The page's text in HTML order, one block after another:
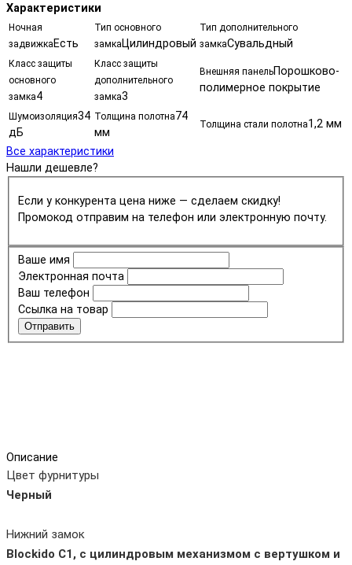
Характеристики
Ночная
задвижка Есть
Тип основного
замка Цилиндровый
Тип дополнительного
замкаСувальдный
Класс защиты
основного
замка4
Класс защиты
дополнительного
замка3
Внешняя панельПорошково-
полимерное покрытие
Шумоизоляция34
дБ
Толщина полотна74
мм
Толщина стали полотна1,2 мм
Все характеристики
Нашли дешевле?
Если у конкурента цена ниже — сделаем скидку!
Промокод отправим на телефон или электронную почту.
Ваше имя
Электронная почта
Ваш телефон
Ссылка на товар
Отправить
Описание
Цвет фурнитуры
Черный
Нижний замок
Blockido C1, с цилиндровым механизмом с вертушком и